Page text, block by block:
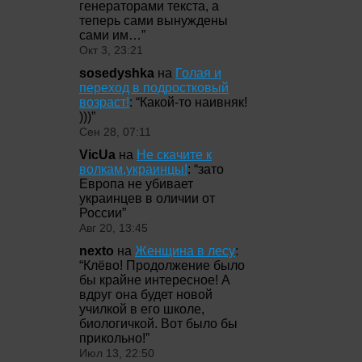
генераторами текста, а
теперь сами вынуждены
сами им…”
Окт 3, 23:21
sosedyshka на Голая и
переход в подростковый
возраст!: “Какой-то наивняк!
)))”
Сен 28, 07:11
VicUa на Не скачите к
волкам,украинцы!: “зато
Европа не убивает
украинцев в оличии от
России”
Авг 20, 13:45
nexto на Женщина в лесу:
“Клёво! Продолжение было
бы крайне интересное! А
вдруг она будет новой
училкой в его школе,
биологичкой. Вот было бы
прикольно!”
Июл 13, 22:50